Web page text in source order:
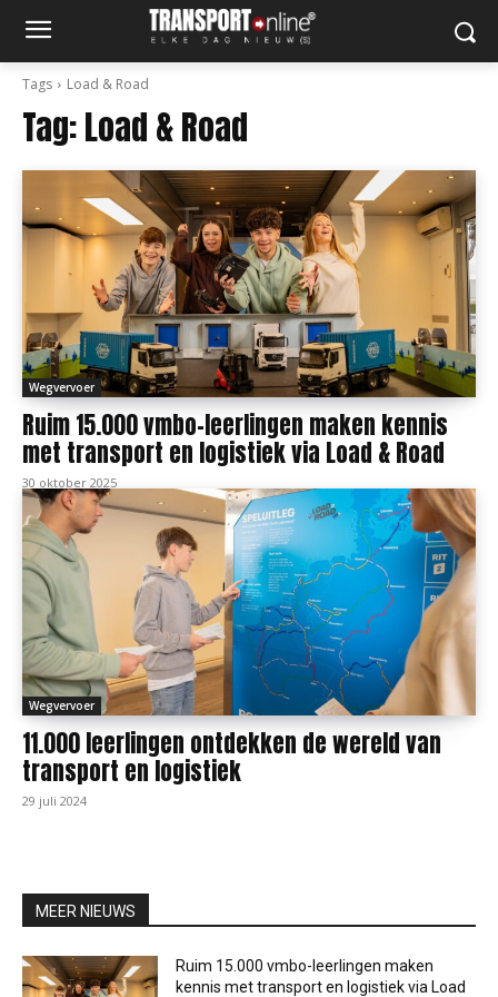
Tags Load & Road
Tag:Load & Road
Wegvervoer
Ruim 15.000 vmbo-leerlingen maken kennis
met transport en logistiek via Load & Road
30 oktober 2025
Wegvervoer
11.000 leerlingen ontdekken de wereld van
transport en logistiek
29 juli 2024
MEER NIEUWS
Ruim 15.000 vmbo-leerlingen maken
kennis met transport en logistiek via Load